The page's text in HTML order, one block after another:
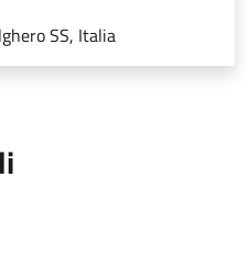
SS, Italia